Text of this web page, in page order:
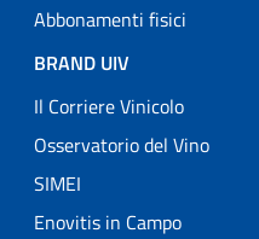
Abbonamenti fisici
BRAND UIV
Il Corriere Vinicolo
Osservatorio del Vino
SIMEI
Enovitis in Campo